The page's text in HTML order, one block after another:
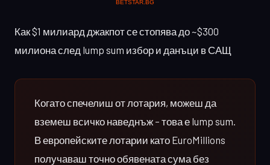
Как $1 милиард джакпот се стопява до ~$300
милиона след lump sum избор и данъци в САЩ
Когато спечелиш от лотария, можеш да
вземеш всичко наведнъж – това е lump sum.
В европейските лотарии като EuroMillions
получаваш точно обявената сума без